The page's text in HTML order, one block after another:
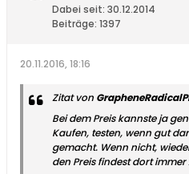
Dabei seit: 30.12.2014
Beiträge: 1397
20.11.2016, 18:16
Zitat von
Bei dem Preis kannste ja
Kaufen, testen, wenn gut
gemacht. Wenn nicht,
den Preis findest dort